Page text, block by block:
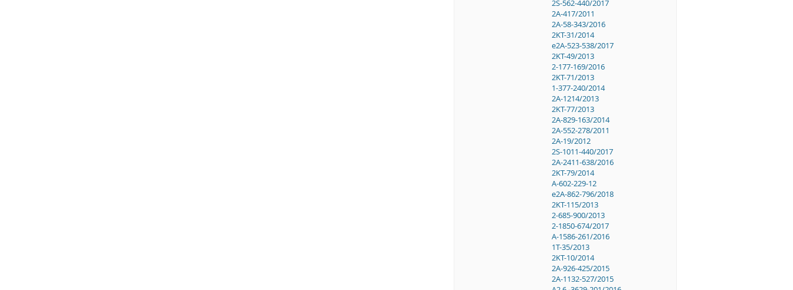
2S-562-440/2017
2A-417/2011
2A-58-343/2016
2KT-31/2014
e2A-523-538/2017
2KT-49/2013
2-177-169/2016
2KT-71/2013
1-377-240/2014
2A-1214/2013
2KT-77/2013
2A-829-163/2014
2A-552-278/2011
2A-19/2012
2S-1011-440/2017
2A-2411-638/2016
2KT-79/2014
A-602-229-12
e2A-862-796/2018
2KT-115/2013
2-685-900/2013
2-1850-674/2017
A-1586-261/2016
1T-35/2013
2KT-10/2014
2A-926-425/2015
2A-1132-527/2015